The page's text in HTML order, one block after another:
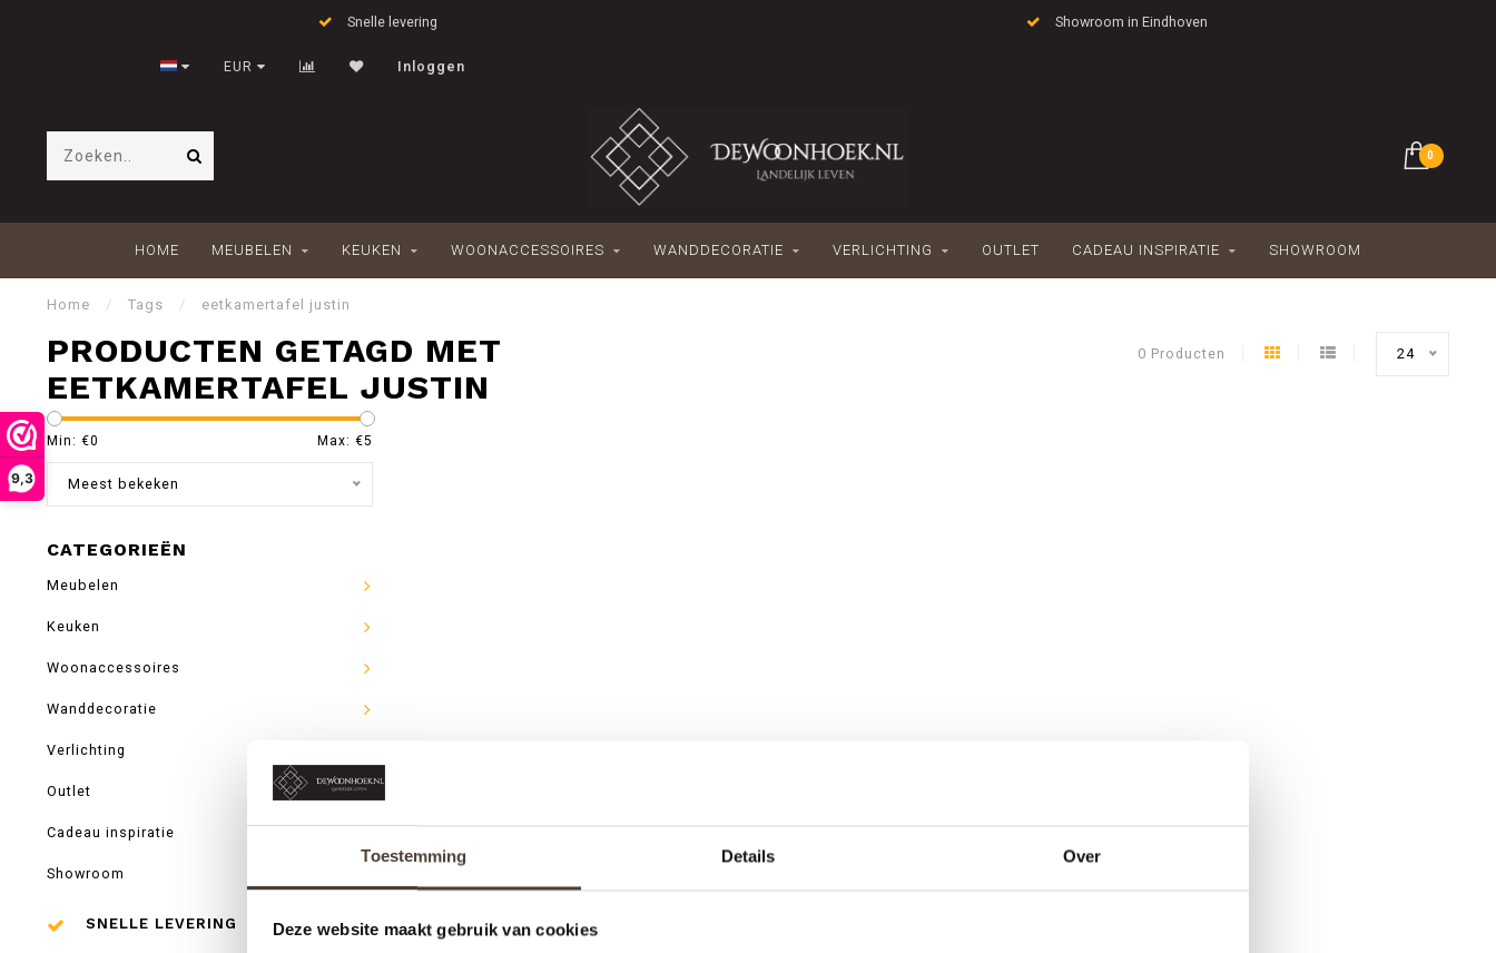
Toestemming Details Over
Deze website maakt gebruik van cookies
9,3
Snelle levering Showroom in Eindhoven
EUR Inloggen
0
HOME MEUBELEN KEUKEN WOONACCESSOIRES WANDDECORATIE VERLICHTING OUTLET CADEAU INSPIRATIE SHOWROOM
Home / Tags / eetkamertafel justin
PRODUCTEN GETAGD MET
EETKAMERTAFEL JUSTIN
0 Producten 24
Min: €0 Max: €5
Meest bekeken
CATEGORIEËN
Meubelen
Keuken
Woonaccessoires
Wanddecoratie
Verlichting
Outlet
Cadeau inspiratie
Showroom
SNELLE LEVERING